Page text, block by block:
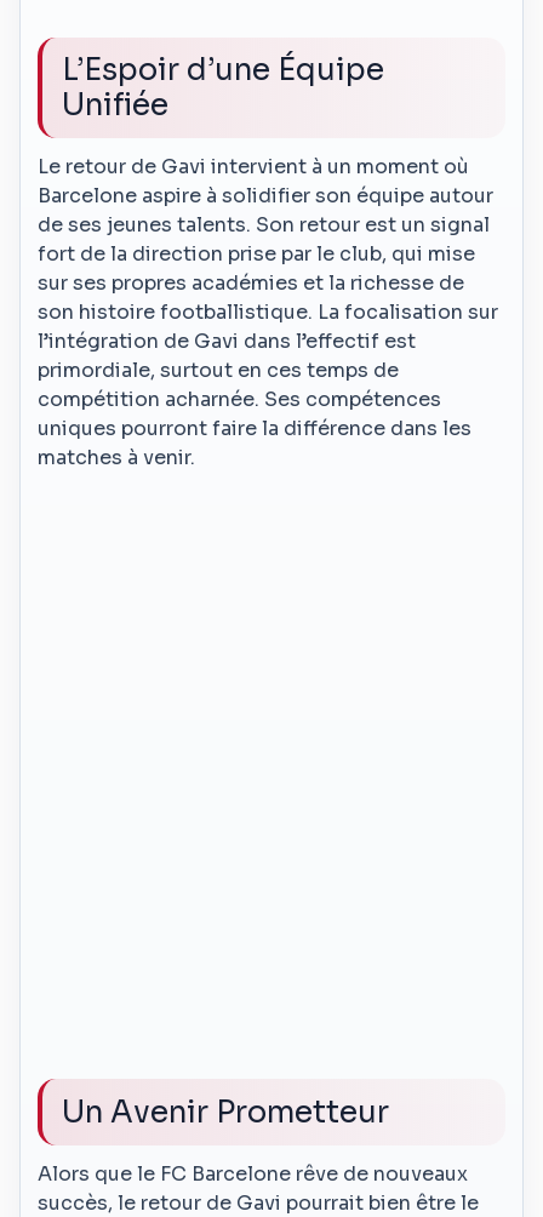
L’Espoir d’une Équipe
Unifiée
Le retour de Gavi intervient à un moment où
Barcelone aspire à solidifier son équipe autour
de ses jeunes talents. Son retour est un signal
fort de la direction prise par le club, qui mise
sur ses propres académies et la richesse de
son histoire footballistique. La focalisation sur
l’intégration de Gavi dans l’effectif est
primordiale, surtout en ces temps de
compétition acharnée. Ses compétences
uniques pourront faire la différence dans les
matches à venir.
Un Avenir Prometteur
Alors que le FC Barcelone rêve de nouveaux
succès, le retour de Gavi pourrait bien être le